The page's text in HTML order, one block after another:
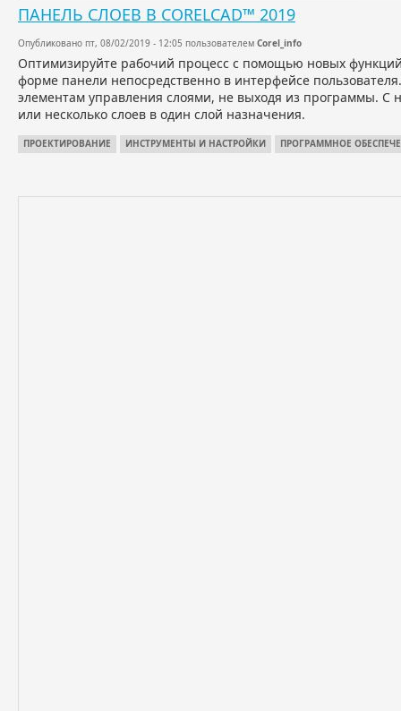
ПАНЕЛЬ СЛОЕВ В CORELCAD™ 2019
Опубликовано пт, 08/02/2019 - 12:05 пользователем Corel_info
Оптимизируйте рабочий процесс с помощью новых
форме панели непосредственно в интерфейсе
элементам управления слоями, не выходя из программы.
или несколько слоев в один слой назначения.
ПРОЕКТИРОВАНИЕ ИНСТРУМЕНТЫ И НАСТРОЙКИ ПРОГРАММНОЕ